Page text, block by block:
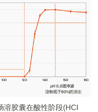
胶囊在酸性阶段(HCI